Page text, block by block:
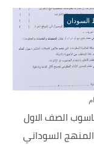
السودان
الصف الاول
السوداني